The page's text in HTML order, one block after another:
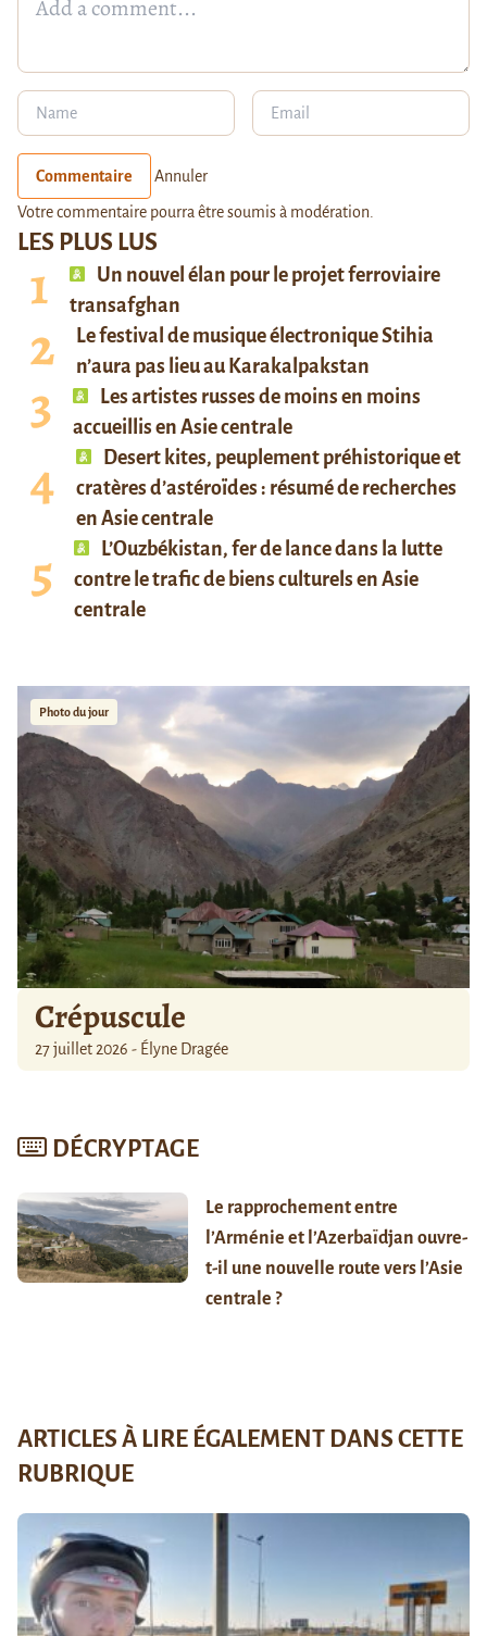
LES PLUS LUS
Un nouvel élan pour le projet ferroviaire
transafghan
Le festival de musique électronique Stihia
n’aura pas lieu au Karakalpakstan
Les artistes russes de moins en moins
accueillis en Asie centrale
Desert kites, peuplement préhistorique et
cratères d’astéroïdes : résumé de recherches
en Asie centrale
L’Ouzbékistan, fer de lance dans la lutte
contre le trafic de biens culturels en Asie
centrale
Photo du jour
Crépuscule
27 juillet 2026 - Élyne Dragée
DÉCRYPTAGE
Le rapprochement entre
l’Arménie et l’Azerbaïdjan ouvre-
t-il une nouvelle route vers l’Asie
centrale ?
Commentaire Annuler
Votre commentaire pourra être soumis à modération.
ARTICLES À LIRE ÉGALEMENT DANS CETTE
RUBRIQUE